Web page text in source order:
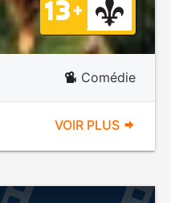
Comédie
VOIR PLUS